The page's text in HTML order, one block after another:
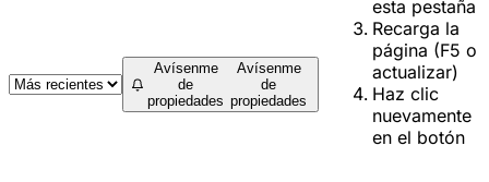
Avísenme
de
propiedades
Avísenme
de
propiedades
esta pestaña
Recarga la
página (F5 o
actualizar)
Haz clic
nuevamente
en el botón